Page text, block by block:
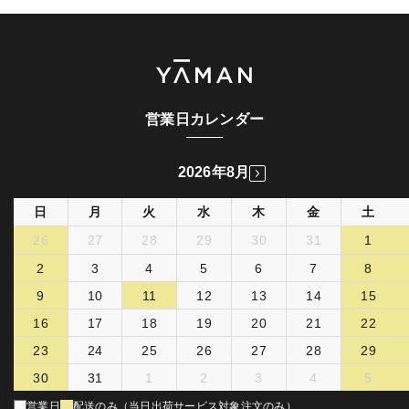
営業日カレンダー
2026年8月
日 月 火 水 木 金
土
26
27 28 29 30 31
1
2
3 4 5 6 7
8
9
10 11 12 13 14
15
16
17 18 19 20 21
22
23
24 25 26 27 28
29
30
31 1 2 3 4 5